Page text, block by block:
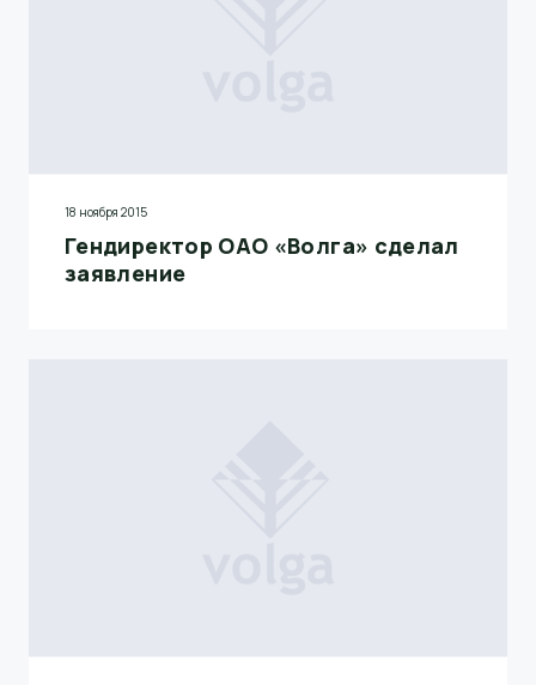
18 ноября 2015
Гендиректор ОАО «Волга» сделал
заявление